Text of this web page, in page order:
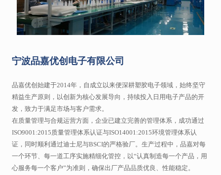
宁波品嘉优创电子有限公司
品嘉优创始建于2014年，自成立以来便深耕塑胶电子领域，始终坚守
精益生产原则，以创新为核心发展导向，持续投入日用电子产品的开
发，致力于满足市场与客户需求。
在质量管理与合规运营方面，企业已建立完善的管理体系，成功通过
ISO9001:2015质量管理体系认证与ISO14001:2015环境管理体系认
证，同时顺利通过迪士尼与BSCI的严格验厂。生产过程中，品嘉对每
一个环节、每一道工序实施精细化管控，以“认真制造每一个产品，用
心服务每一个客户”为准则，确保出厂产品品质优良、性能稳定。